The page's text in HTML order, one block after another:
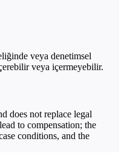
veya denetimsel
veya içermeyebilir.
does not replace legal
to compensation; the
conditions, and the